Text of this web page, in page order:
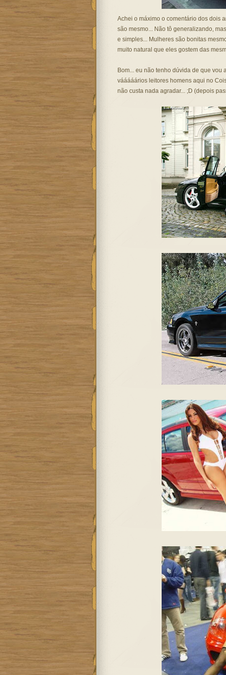
Achei o máximo o comentário dos dois
são mesmo... Não tô generalizando,
e simples... Mulheres são bonitas
muito natural que eles gostem das
Bom... eu não tenho dúvida de que vou
vááááários leitores homens aqui no
não custa nada agradar... ;D (depois